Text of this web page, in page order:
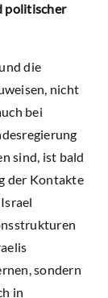
politischer
die
nicht
bei
sind, ist bald
der Kontakte
sondern
in